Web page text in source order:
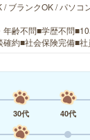
/ ブランクOK / パソコ
年齢不問■学歴不問
確約■社会保険完備■
30代 40代